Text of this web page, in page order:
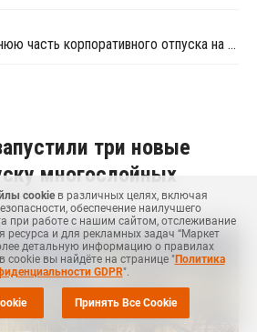
АвтоВАЗ перенес зимнюю часть корпоративного отпуска на июль
три новые
многослойных
cookieв различных целях, включая
обеспечение наилучшего
при работе с нашим сайтом, отслеживание
ресурса и для рекламных задач “Маркет
детальную информацию о правилах
cookie вы найдёте на странице "Политика
GDPR".
Принять Все Cookie